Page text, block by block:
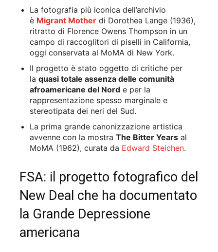
La fotografia più iconica dell’archivio
è Migrant Mother di Dorothea Lange (1936),
ritratto di Florence Owens Thompson in un
campo di raccoglitori di piselli in California,
oggi conservata al MoMA di New York.
Il progetto è stato oggetto di critiche per
la quasi totale assenza delle comunità
afroamericane del Nord e per la
rappresentazione spesso marginale e
stereotipata dei neri del Sud.
La prima grande canonizzazione artistica
avvenne con la mostra The Bitter Years al
MoMA (1962), curata da Edward Steichen.
FSA: il progetto fotografico del
New Deal che ha documentato
la Grande Depressione
americana